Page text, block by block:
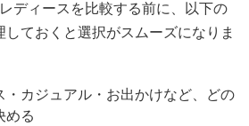
ディースを比較する前に、以下の
ておくと選択がスムーズになりま
・カジュアル・お出かけなど、どの
める